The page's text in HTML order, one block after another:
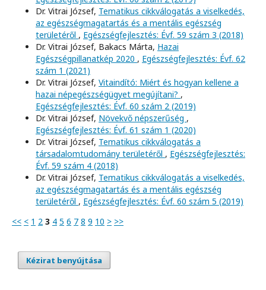
Dr. Vitrai József, Tematikus cikkválogatás a viselkedés,
az egészségmagatartás és a mentális egészség
területéről , Egészségfejlesztés: Évf. 59 szám 3 (2018)
Dr. Vitrai József, Bakacs Márta, Hazai
Egészségpillanatkép 2020 , Egészségfejlesztés: Évf. 62
szám 1 (2021)
Dr. Vitrai József, Vitaindító: Miért és hogyan kellene a
hazai népegészségügyet megújítani? ,
Egészségfejlesztés: Évf. 60 szám 2 (2019)
Dr. Vitrai József, Növekvő népszerűség ,
Egészségfejlesztés: Évf. 61 szám 1 (2020)
Dr. Vitrai József, Tematikus cikkválogatás a
társadalomtudomány területéről , Egészségfejlesztés:
Évf. 59 szám 4 (2018)
Dr. Vitrai József, Tematikus cikkválogatás a viselkedés,
az egészségmagatartás és a mentális egészség
területéről , Egészségfejlesztés: Évf. 60 szám 5 (2019)
<< < 1 2 3 4 5 6 7 8 9 10 > >>
Kézirat benyújtása